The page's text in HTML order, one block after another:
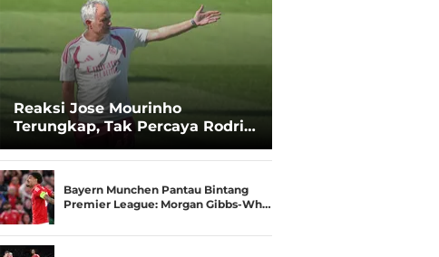
Reaksi Jose Mourinho
Terungkap, Tak Percaya Rodri
Bayern Munchen Pantau Bintang
Premier League: Morgan Gibbs-Wh…